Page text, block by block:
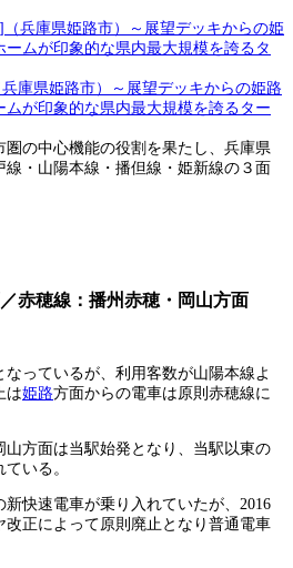
庫県姫路市）～展望デッキからの姫路
が印象的な県内最大規模を誇るター
圏の中心機能の役割を果たし、兵庫県
線・山陽本線・播但線・姫新線の３面
赤穂線：播州赤穂・岡山方面
っているが、利用客数が山陽本線よ
は姫路方面からの電車は原則赤穂線に
方面は当駅始発となり、当駅以東の
いる。
新快速電車が乗り入れていたが、2016
改正によって原則廃止となり普通電車